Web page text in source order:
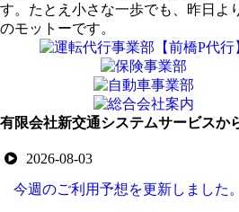
す。たとえ小さな一歩でも、昨日よ
のモットーです。
有限会社新交通システムサービスか
2026-08-03
今週のご利用予想を更新しました。